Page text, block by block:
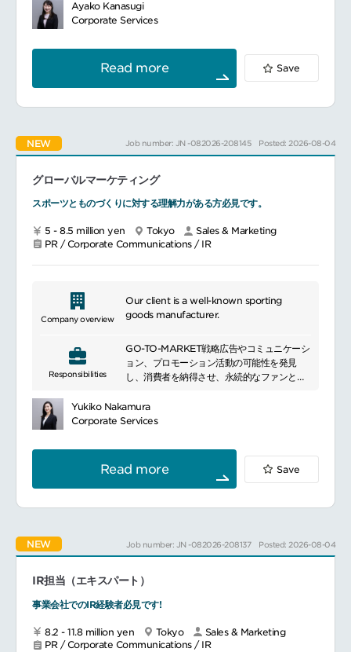
convenience and comfort. By
responding to evolving market needs, it
mobility and the realization of a more
sustainable society.
イスやソリューションを提供する企業です。
そんな同社にて、豊富な対外広報の実務経験
トレーニングをリードしていただけるマネー
ジャーを募集いたします。
━━━━━━━━━━━━━━━
■ポジションについて
仕組み作りを担う変革のリーダーとしての役
割を期待しています。
また、経験の浅いチームメンバーに対する教
育・メンターとしての役割も担っていただき
ます。
対外広報戦略の立案・実行：企業ブランド構
築へ貢献する、中長期の対外広報戦略の策定
構築・深耕、プレスリリースの企画・作成・
配信
リスクを想定した、クライシス広報体制の整
備と有事の対応
グローバル広報の推進：各regionの担当者と
定期的な連携（情報収集・発信のコントロー
チームマネジメントと育成：メンバーの業務
管理、OJTなどを通じた広報実務（企画・ラ
きく広げることができます。
現在コーポレートブランディングに一層力を
いるため、戦略的な広報活動の立案から実行
まで主体的に関わることができます。
経営企画部内に広報室があるため、事業戦略
や経営方針の発信において社長や役員と密に
連携する機会が多く、経営に近い視点で広報
Ayako Kanasugi
Corporate Services
Read more Save
NEW Job number: JN -082026-208145 Posted: 2026-08-04
グローバルマーケティング
スポーツとものづくりに対する理解力がある方必見です。
5 - 8.5 million yen Tokyo
Sales & Marketing
PR / Corporate Communications / IR
Company overview
Our client is a well-known sporting
goods manufacturer.
Responsibilities
GO-TO-MARKET戦略広告やコミュニケーシ
ョン、プロモーション活動の可能性を発見
し、消費者を納得させ、永続的なファンとの
ブリーフ作成
イドライン、商品や選手に関する基礎知識を
習得し、業務に活用する
プロジェクトマネジメントプロジェクトの内
消費者インサイト市場調査と消費者分析に必
要な基本用語やリサーチレポートの読み方を
学んだうえで、基本的なデスクリサーチを実
施し、消費者インサイトがマーケティング戦
競合他社／ビジネス外観競合他社の情報と活
Yukiko Nakamura
Corporate Services
Read more Save
NEW Job number: JN -082026-208137 Posted: 2026-08-04
IR担当（エキスパート）
事業会社でのIR経験者必見です!
8.2 - 11.8 million yen Tokyo
Sales & Marketing
PR / Corporate Communications / IR